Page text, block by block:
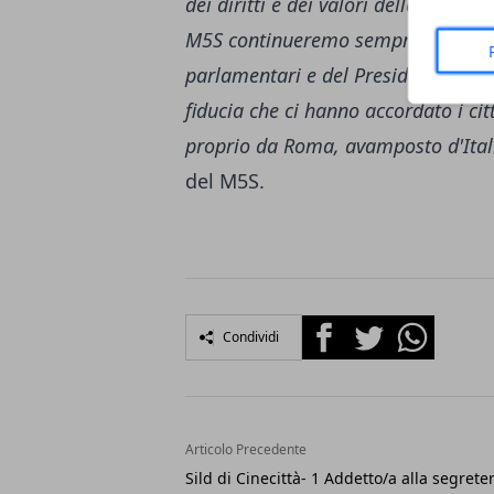
M5S continueremo sempre a
parlamentari e del Presidente
fiducia che ci hanno accordato i
proprio da Roma, avamposto
del M5S.
Condividi FacebookTwitterWhatsapp
Articolo Precedente
Sild di Cinecittà- 1 Addetto/a alla